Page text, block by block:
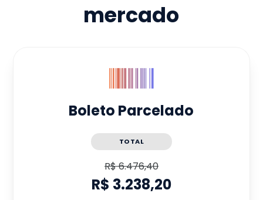
mercado
Boleto Parcelado
TOTAL
R$ 6.476,40
R$ 3.238,20